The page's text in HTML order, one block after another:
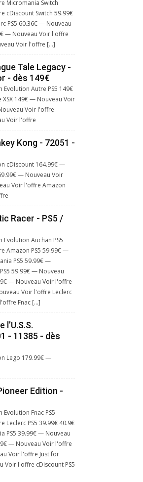
Micromania Switch
cDiscount Switch 59.99€
PS5 60.36€ — Nouveau
— Nouveau Voir l'offre
Voir l'offre […]
Tale Legacy -
- dès 149€
Evolution Autre PS5 149€
149€ — Nouveau Voir
Voir l'offre
Voir l'offre
Kong - 72051 -
cDiscount 164.99€ —
— Nouveau Voir
Voir l'offre Amazon
Racer - PS5 /
Evolution Auchan PS5
Amazon PS5 59.99€ —
PS5 59.99€ —
59.99€ — Nouveau
— Nouveau Voir l'offre
Voir l'offre Leclerc
Fnac […]
l’U.S.S.
- 11385 - dès
Lego 179.99€ —
Edition -
Evolution Fnac PS5
Leclerc PS5 39.99€ 40.9€
PS5 39.99€ — Nouveau
— Nouveau Voir l'offre
Voir l'offre Just for
Voir l'offre cDiscount PS5